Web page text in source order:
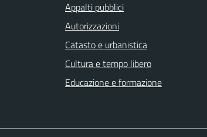
Appalti pubblici
Autorizzazioni
Catasto e urbanistica
Cultura e tempo libero
Educazione e formazione